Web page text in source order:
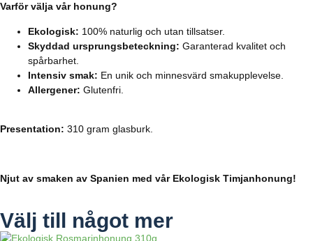
Varför välja vår honung?
Ekologisk: 100% naturlig och utan tillsatser.
Skyddad ursprungsbeteckning: Garanterad kvalitet och
spårbarhet.
Intensiv smak: En unik och minnesvärd smakupplevelse.
Allergener: Glutenfri.
Presentation: 310 gram glasburk.
Njut av smaken av Spanien med vår Ekologisk Timjanhonung!
Välj till något mer